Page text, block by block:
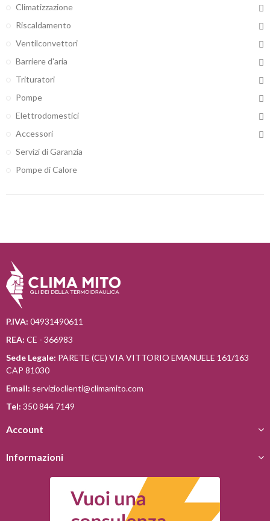
Climatizzazione
Riscaldamento
Ventilconvettori
Barriere d'aria
Trituratori
Pompe
Elettrodomestici
Accessori
Servizi di Garanzia
Pompe di Calore
P.IVA: 04931490611
REA: CE - 366983
Sede Legale: PARETE (CE) VIA VITTORIO EMANUELE 161/163
CAP 81030
Email: servizioclienti@climamito.com
Tel: 350 844 7149
Account
Informazioni